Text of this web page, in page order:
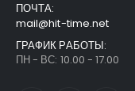
ПОЧТА:
mail@hit-time.net
ГРАФИК РАБОТЫ:
ПН - ВС: 10.00 - 17.00